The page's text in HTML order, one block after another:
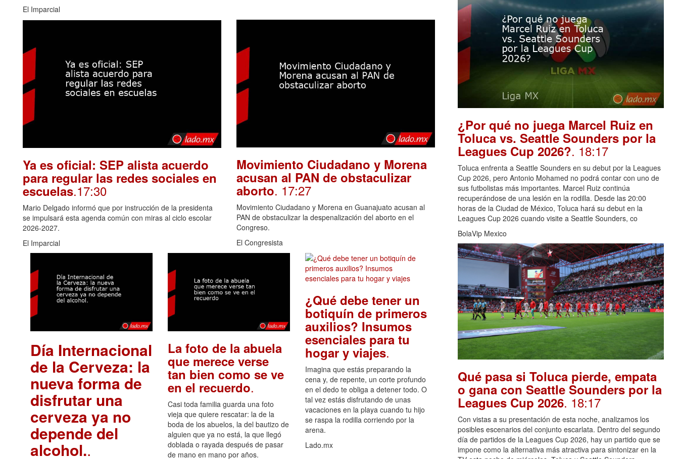
El Imparcial
Ya es oficial: SEP alista acuerdo
para regular las redes sociales en
escuelas.17:30
Mario Delgado informó que por instrucción de la presidenta
se impulsará esta agenda común con miras al ciclo escolar
2026-2027.
El Imparcial
Movimiento Ciudadano y Morena
acusan al PAN de obstaculizar
aborto. 17:27
Movimiento Ciudadano y Morena en Guanajuato acusan al
PAN de obstaculizar la despenalización del aborto en el
Congreso.
El Congresista
Día Internacional
de la Cerveza: la
nueva forma de
disfrutar una
cerveza ya no
depende del
alcohol..
La foto de la abuela
que merece verse
tan bien como se ve
en el recuerdo.
Casi toda familia guarda una foto
vieja que quiere rescatar: la de la
boda de los abuelos, la del bautizo de
alguien que ya no está, la que llegó
doblada o rayada después de pasar
de mano en mano por años.
¿Qué debe tener un
botiquín de primeros
auxilios? Insumos
esenciales para tu
hogar y viajes.
Imagina que estás preparando la
cena y, de repente, un corte profundo
en el dedo te obliga a detener todo. O
tal vez estás disfrutando de unas
vacaciones en la playa cuando tu hijo
se raspa la rodilla corriendo por la
arena.
Lado.mx
¿Por qué no juega Marcel Ruiz en
Toluca vs. Seattle Sounders por la
Leagues Cup 2026?. 18:17
Toluca enfrenta a Seattle Sounders en su debut por la Leagues
Cup 2026, pero Antonio Mohamed no podrá contar con uno de
sus futbolistas más importantes. Marcel Ruiz continúa
recuperándose de una lesión en la rodilla. Desde las 20:00
horas de la Ciudad de México, Toluca hará su debut en la
Leagues Cup 2026 cuando visite a Seattle Sounders, co
BolaVip Mexico
Qué pasa si Toluca pierde, empata
o gana con Seattle Sounders por la
Leagues Cup 2026. 18:17
Con vistas a su presentación de esta noche, analizamos los
posibles escenarios del conjunto escarlata. Dentro del segundo
día de partidos de la Leagues Cup 2026, hay un partido que se
impone como la alternativa más atractiva para sintonizar en la